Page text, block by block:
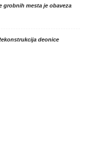
grobnih mesta je obaveza
deonice